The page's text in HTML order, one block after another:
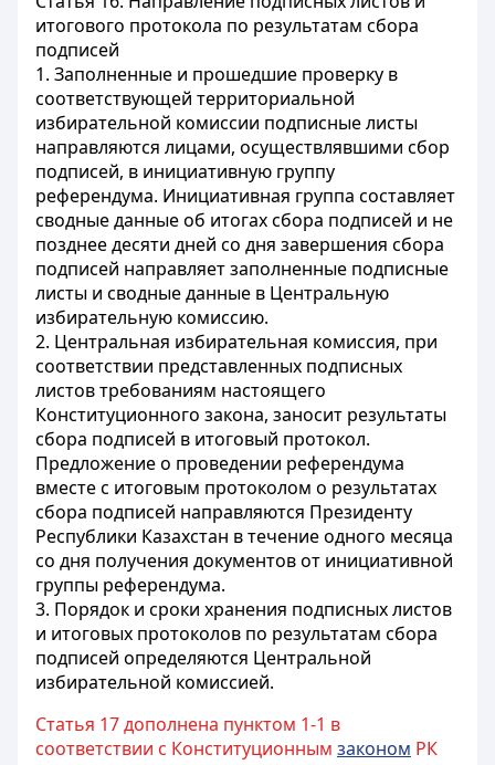
итогового протокола по результатам сбора
подписей
1. Заполненные и прошедшие проверку в
соответствующей территориальной
избирательной комиссии подписные листы
направляются лицами, осуществлявшими сбор
подписей, в инициативную группу
референдума. Инициативная группа составляет
сводные данные об итогах сбора подписей и не
позднее десяти дней со дня завершения сбора
подписей направляет заполненные подписные
листы и сводные данные в Центральную
избирательную комиссию.
2. Центральная избирательная комиссия, при
соответствии представленных подписных
листов требованиям настоящего
Конституционного закона, заносит результаты
сбора подписей в итоговый протокол.
Предложение о проведении референдума
вместе с итоговым протоколом о результатах
сбора подписей направляются Президенту
Республики Казахстан в течение одного месяца
со дня получения документов от инициативной
группы референдума.
3. Порядок и сроки хранения подписных листов
и итоговых протоколов по результатам сбора
подписей определяются Центральной
избирательной комиссией.
Статья 17 дополнена пунктом 1-1 в
соответствии с Конституционным законом РК